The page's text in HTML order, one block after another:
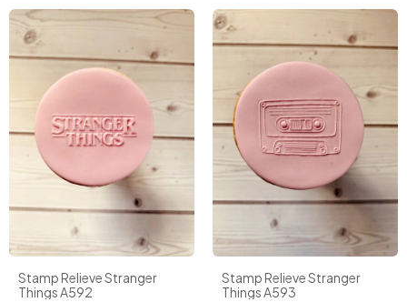
Stamp Relieve Stranger
Things A592
Stamp Relieve Stranger
Things A593